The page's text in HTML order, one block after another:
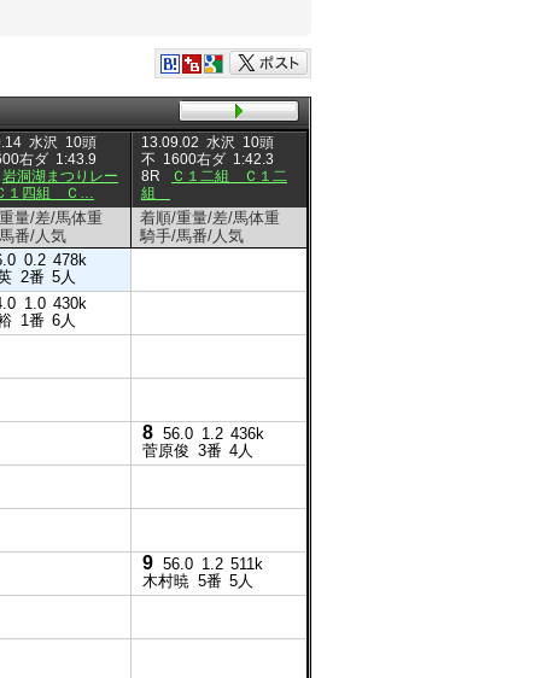
水沢 10頭
右ダ 1:43.9
岩洞湖まつりレー
１四組 Ｃ…
13.09.02 水沢 10頭
不 1600右ダ 1:42.3
8R
Ｃ１二組 Ｃ１二
組
量/差/馬体重
番/人気
着順/重量/差/馬体重
騎手/馬番/人気
0.2 478k
2番 5人
1.0 430k
1番 6人
8 56.0 1.2 436k
菅原俊 3番 4人
9 56.0 1.2 511k
木村暁 5番 5人